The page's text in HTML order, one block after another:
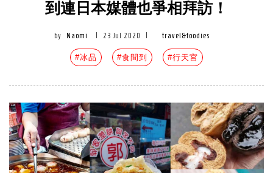
到連日本媒體也爭相拜訪！
by Naomi 23 Jul 2020 travel&foodies
#冰品 #食間到 #行天宮